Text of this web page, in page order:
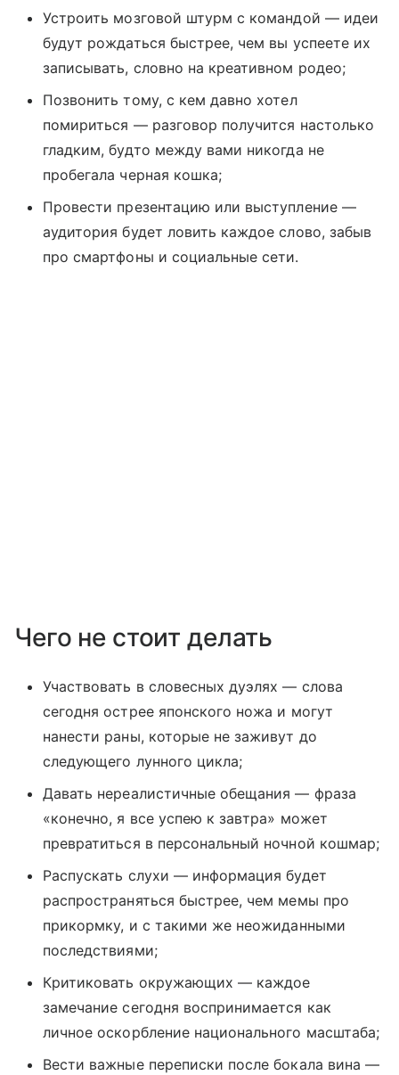
Устроить мозговой штурм с командой — идеи
будут рождаться быстрее, чем вы успеете их
записывать, словно на креативном родео;
Позвонить тому, с кем давно хотел
помириться — разговор получится настолько
гладким, будто между вами никогда не
пробегала черная кошка;
Провести презентацию или выступление —
аудитория будет ловить каждое слово, забыв
про смартфоны и социальные сети.
Чего не стоит делать
Участвовать в словесных дуэлях — слова
сегодня острее японского ножа и могут
нанести раны, которые не заживут до
следующего лунного цикла;
Давать нереалистичные обещания — фраза
«конечно, я все успею к завтра» может
превратиться в персональный ночной кошмар;
Распускать слухи — информация будет
распространяться быстрее, чем мемы про
прикормку, и с такими же неожиданными
последствиями;
Критиковать окружающих — каждое
замечание сегодня воспринимается как
личное оскорбление национального масштаба;
Вести важные переписки после бокала вина —